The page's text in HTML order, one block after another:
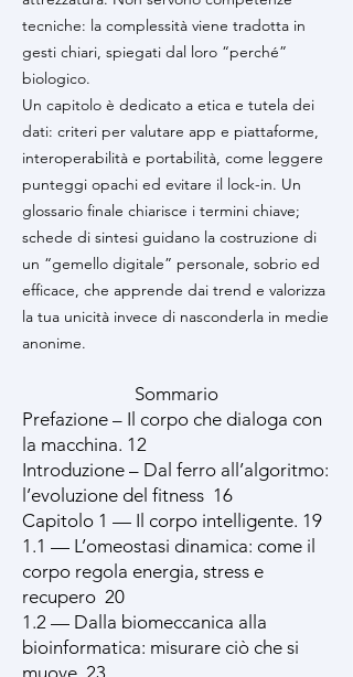
tecniche: la complessità viene tradotta in
gesti chiari, spiegati dal loro “perché”
biologico.
Un capitolo è dedicato a etica e tutela dei
dati: criteri per valutare app e piattaforme,
interoperabilità e portabilità, come leggere
punteggi opachi ed evitare il lock-in. Un
glossario finale chiarisce i termini chiave;
schede di sintesi guidano la costruzione di
un “gemello digitale” personale, sobrio ed
efficace, che apprende dai trend e valorizza
la tua unicità invece di nasconderla in medie
anonime.
Sommario
Prefazione – Il corpo che dialoga con
la macchina. 12
Introduzione – Dal ferro all’algoritmo:
l’evoluzione del fitness 16
Capitolo 1 — Il corpo intelligente. 19
1.1 — L’omeostasi dinamica: come il
corpo regola energia, stress e
recupero 20
1.2 — Dalla biomeccanica alla
bioinformatica: misurare ciò che si
muove. 23